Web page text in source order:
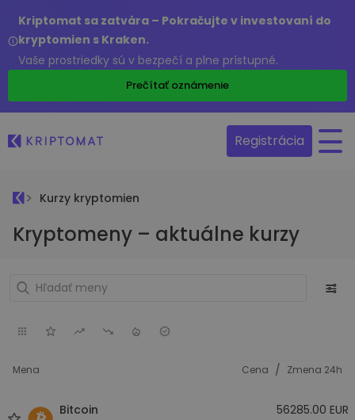
Kriptomat sa zatvára – Pokračujte v investovaní do
kryptomien s Kraken.
Vaše prostriedky sú v bezpečí a plne prístupné.
Prečítať oznámenie
Registrácia
Kurzy kryptomien
Kryptomeny – aktuálne kurzy
Mena Cena / Zmena 24h
Bitcoin
56285.00 EUR